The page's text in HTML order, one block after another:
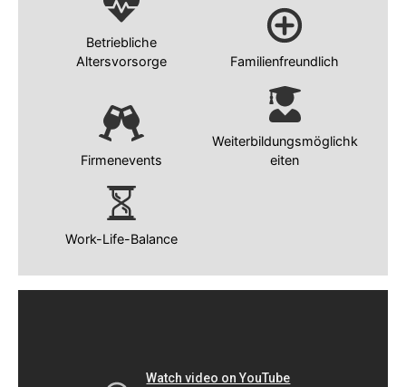
Betriebliche
Altersvorsorge
Familienfreundlich
Firmenevents
Weiterbildungsmöglichk
eiten
Work-Life-Balance